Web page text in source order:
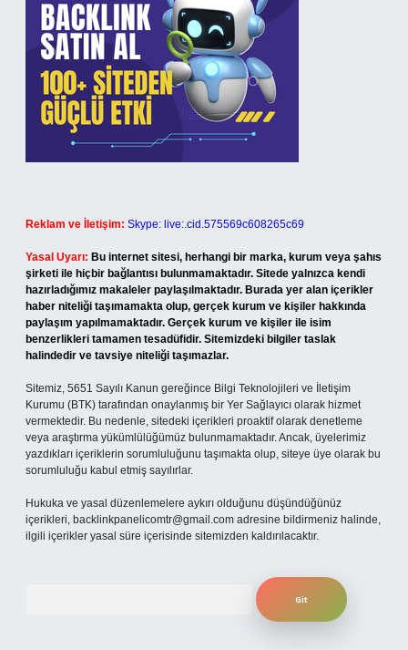
Reklam ve İletişim: Skype: live:.cid.575569c608265c69
Yasal Uyarı: Bu internet sitesi, herhangi bir marka, kurum veya şahıs
şirketi ile hiçbir bağlantısı bulunmamaktadır. Sitede yalnızca kendi
hazırladığımız makaleler paylaşılmaktadır. Burada yer alan içerikler
haber niteliği taşımamakta olup, gerçek kurum ve kişiler hakkında
paylaşım yapılmamaktadır. Gerçek kurum ve kişiler ile isim
benzerlikleri tamamen tesadüfidir. Sitemizdeki bilgiler taslak
halindedir ve tavsiye niteliği taşımazlar.
Sitemiz, 5651 Sayılı Kanun gereğince Bilgi Teknolojileri ve İletişim
Kurumu (BTK) tarafından onaylanmış bir Yer Sağlayıcı olarak hizmet
vermektedir. Bu nedenle, sitedeki içerikleri proaktif olarak denetleme
veya araştırma yükümlülüğümüz bulunmamaktadır. Ancak, üyelerimiz
yazdıkları içeriklerin sorumluluğunu taşımakta olup, siteye üye olarak bu
sorumluluğu kabul etmiş sayılırlar.
Hukuka ve yasal düzenlemelere aykırı olduğunu düşündüğünüz
içerikleri, backlinkpanelicomtr@gmail.com adresine bildirmeniz halinde,
ilgili içerikler yasal süre içerisinde sitemizden kaldırılacaktır.